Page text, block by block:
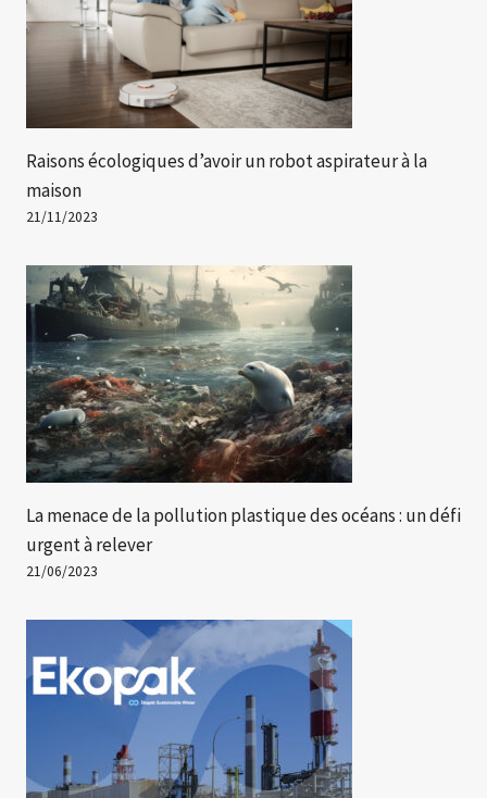
Raisons écologiques d’avoir un robot aspirateur à la
maison
21/11/2023
La menace de la pollution plastique des océans : un défi
urgent à relever
21/06/2023